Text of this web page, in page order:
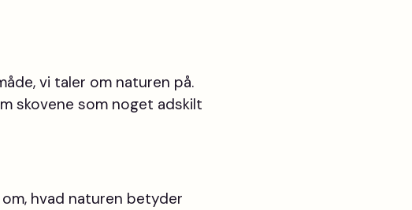
vi taler om naturen på.
skovene som noget adskilt
hvad naturen betyder